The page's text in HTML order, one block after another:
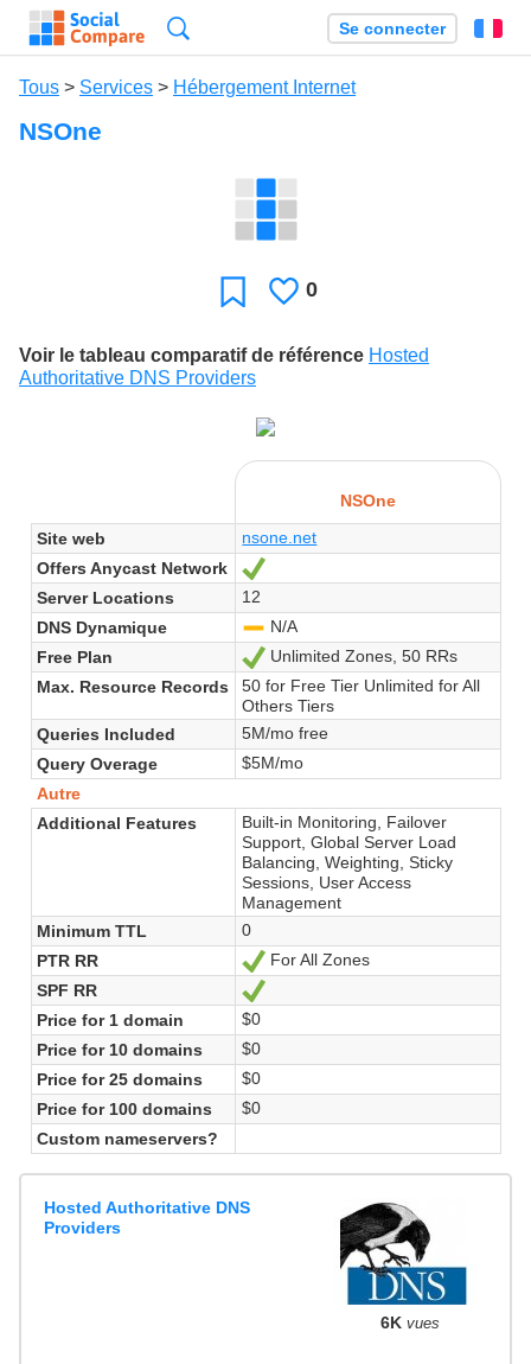
Se connecter
Tous > Services > Hébergement Internet
NSOne
Favori J'aime
0
Voir le tableau comparatif de référence Hosted
Authoritative DNS Providers
NSOne
Site web
nsone.net
Offers Anycast Network
Oui
Server Locations
12
DNS Dynamique
N/A
Free Plan
Oui
Unlimited Zones, 50 RRs
Max. Resource Records
50 for Free Tier Unlimited for All
Others Tiers
Queries Included
5M/mo free
Query Overage
$5M/mo
Autre
Additional Features
Built-in Monitoring, Failover
Support, Global Server Load
Balancing, Weighting, Sticky
Sessions, User Access
Management
Minimum TTL
0
PTR RR
Oui
For All Zones
SPF RR
Price for 1 domain
$0
Price for 10 domains
$0
Price for 25 domains
$0
Price for 100 domains
$0
Custom nameservers?
Hosted Authoritative DNS
Providers
6K vues